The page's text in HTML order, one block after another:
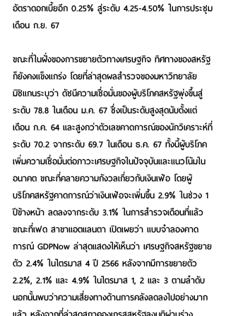
อัตราดอกเบี้ยอีก 0.25% สู่ระดับ 4.25-4.50% ในการประชุม
เดือน ก.ย. 67
ขณะที่ในฝั่งของการขยายตัวทางเศรษฐกิจ ทิศทางของสหรัฐ
ก็ยังคงแข็งแกร่ง โดยที่ล่าสุดผลสำรวจของมหาวิทยาลัย
มิชิแกนระบุว่า ดัชนีความเชื่อมั่นของผู้บริโภคสหรัฐพุ่งขึ้นสู่
ระดับ 78.8 ในเดือน ม.ค. 67 ซึ่งเป็นระดับสูงสุดนับตั้งแต่
เดือน ก.ค. 64 และสูงกว่าตัวเลขคาดการณ์ของนักวิเคราะห์ที่
ระดับ 70.2 จากระดับ 69.7 ในเดือน ธ.ค. 67 ทั้งนี้ผู้บริโภค
เพิ่มความเชื่อมั่นต่อภาวะเศรษฐกิจในปัจจุบันและแนวโน้มใน
อนาคต ขณะที่คลายความกังวลเกี่ยวกับเงินเฟ้อ โดยผู้
บริโภคสหรัฐคาดการณ์ว่าเงินเฟ้อจะเพิ่มขึ้น 2.9% ในช่วง 1
ปีข้างหน้า ลดลงจากระดับ 3.1% ในการสำรวจเดือนที่แล้ว
ขณะที่เฟด สาขาแอตแลนตา เปิดเผยว่า แบบจำลองคาด
การณ์ GDPNow ล่าสุดแสดงให้เห็นว่า เศรษฐกิจสหรัฐขยาย
ตัว 2.4% ในไตรมาส 4 ปี 2566 หลังจากมีการขยายตัว
2.2%, 2.1% และ 4.9% ในไตรมาส 1, 2 และ 3 ตามลำดับ
นอกนั้นพบว่าความเสี่ยงทางด้านการคลังลดลงไปอย่างมาก